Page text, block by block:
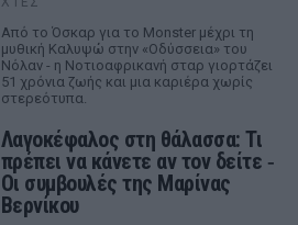
Από το Όσκαρ για το Monster μέχρι τη
μυθική Καλυψώ στην «Οδύσσεια» του
Νόλαν - η Νοτιοαφρικανή σταρ γιορτάζει
51 χρόνια ζωής και μια καριέρα χωρίς
στερεότυπα.
Λαγοκέφαλος στη θάλασσα: Τι
πρέπει να κάνετε αν τον δείτε ‑
Οι συμβουλές της Μαρίνας
Βερνίκου